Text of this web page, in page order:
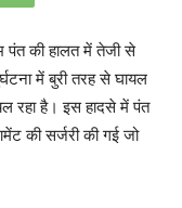
पंत की हालत में तेजी से
में बुरी तरह से घायल
रहा है। इस हादसे में पंत
की सर्जरी की गई जो